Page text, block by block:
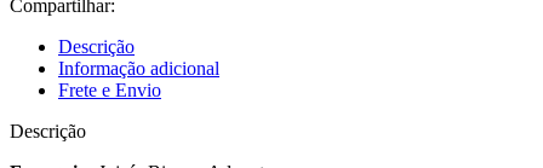
Compartilhar:
Descrição
Informação adicional
Frete e Envio
Descrição